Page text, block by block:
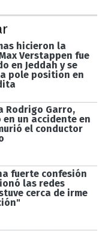
hicieron la
Verstappen fue
en Jeddah y se
pole position en
Rodrigo Garro,
un accidente en
el conductor
fuerte confesión
las redes
cerca de irme